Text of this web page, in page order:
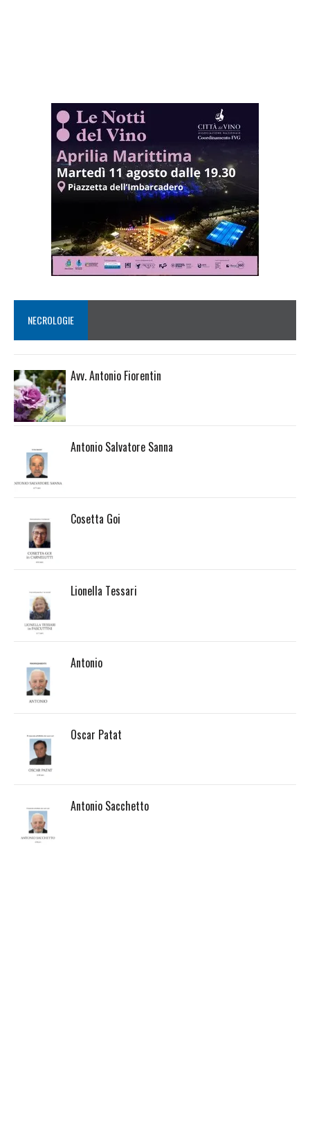
NECROLOGIE
Avv. Antonio Fiorentin
Antonio Salvatore Sanna
Cosetta Goi
Lionella Tessari
Antonio
Oscar Patat
Antonio Sacchetto